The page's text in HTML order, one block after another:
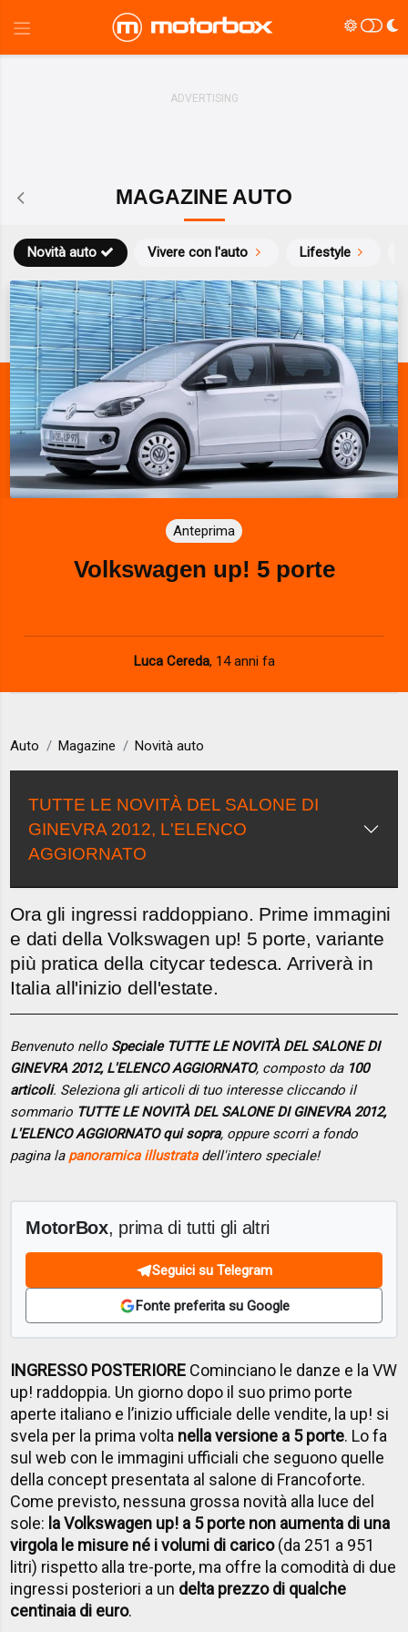
MAGAZINE AUTO
Novità auto Vivere con l'auto Lifestyle
Anteprima
Volkswagen up! 5 porte
Luca Cereda, 14 anni fa
Auto Magazine Novità auto
TUTTE LE NOVITÀ DEL SALONE DI
GINEVRA 2012, L'ELENCO
AGGIORNATO
Ora gli ingressi raddoppiano. Prime immagini
e dati della Volkswagen up! 5 porte, variante
più pratica della citycar tedesca. Arriverà in
Italia all'inizio dell'estate.
Benvenuto nello Speciale TUTTE LE NOVITÀ DEL SALONE DI
GINEVRA 2012, L'ELENCO AGGIORNATO, composto da 100
articoli. Seleziona gli articoli di tuo interesse cliccando il
sommario TUTTE LE NOVITÀ DEL SALONE DI GINEVRA 2012,
L'ELENCO AGGIORNATO qui sopra, oppure scorri a fondo
pagina la panoramica illustratadell'intero speciale!
MotorBox, prima di tutti gli altri
Seguici su Telegram
Fonte preferita su Google
INGRESSO POSTERIORE Cominciano le danze e la VW
up! raddoppia. Un giorno dopo il suo primo porte
aperte italiano e l’inizio ufficiale delle vendite, la up! si
svela per la prima volta nella versione a 5 porte. Lo fa
sul web con le immagini ufficiali che seguono quelle
della concept presentata al salone di Francoforte.
Come previsto, nessuna grossa novità alla luce del
sole: la Volkswagen up! a 5 porte non aumenta di una
virgola le misure né i volumi di carico(da 251 a 951
litri) rispetto alla tre-porte, ma offre la comodità di due
ingressi posteriori a un delta prezzo di qualche
centinaia di euro.